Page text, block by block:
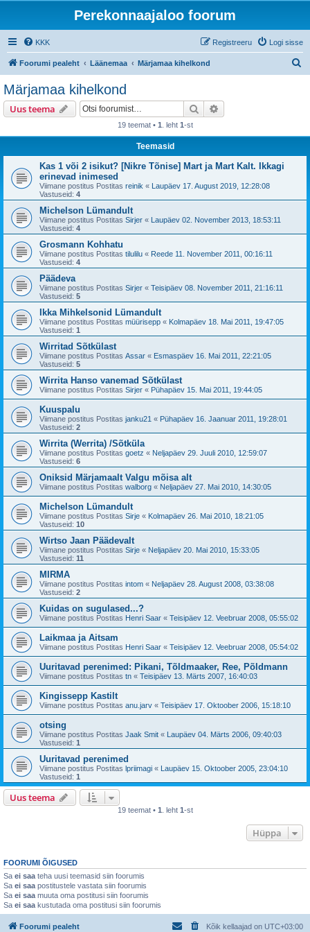
Perekonnaajaloo foorum
KKK Logi sisse
Registreeru
Foorumi pealeht Läänemaa Märjamaa kihelkond
Märjamaa kihelkond
Uus teema Otsi
19 teemat • 1 . leht 1-st
Teemasid
Kas 1 või 2 isikut? [Nikre Tõnise] Mart ja Mart Kalt. Ikkagi
erinevad inimesed
Viimane postitus Postitas reinik « Laupäev 17. August 2019, 12:28:08
Vastuseid: 4
Michelson Lümandult
Viimane postitus Postitas Sirjer « Laupäev 02. November 2013, 18:53:11
Vastuseid: 4
Grosmann Kohhatu
Viimane postitus Postitas tilulilu « Reede 11. November 2011, 00:16:11
Vastuseid: 4
Päädeva
Viimane postitus Postitas Sirjer « Teisipäev 08. November 2011, 21:16:11
Vastuseid: 5
Ikka Mihkelsonid Lümandult
Viimane postitus Postitas müürisepp « Kolmapäev 18. Mai 2011, 19:47:05
Vastuseid: 1
Wirritad Sõtkülast
Viimane postitus Postitas Assar « Esmaspäev 16. Mai 2011, 22:21:05
Vastuseid: 5
Wirrita Hanso vanemad Sõtkülast
Viimane postitus Postitas Sirjer « Pühapäev 15. Mai 2011, 19:44:05
Kuuspalu
Viimane postitus Postitas janku21 « Pühapäev 16. Jaanuar 2011, 19:28:01
Vastuseid: 2
Wirrita (Werrita) /Sõtküla
Viimane postitus Postitas goetz « Neljapäev 29. Juuli 2010, 12:59:07
Vastuseid: 6
Oniksid Märjamaalt Valgu mõisa alt
Viimane postitus Postitas walborg « Neljapäev 27. Mai 2010, 14:30:05
Michelson Lümandult
Viimane postitus Postitas Sirje « Kolmapäev 26. Mai 2010, 18:21:05
Vastuseid: 10
Wirtso Jaan Päädevalt
Viimane postitus Postitas Sirje « Neljapäev 20. Mai 2010, 15:33:05
Vastuseid: 11
MIRMA
Viimane postitus Postitas intom « Neljapäev 28. August 2008, 03:38:08
Vastuseid: 2
Kuidas on sugulased...?
Viimane postitus Postitas Henri Saar « Teisipäev 12. Veebruar 2008, 05:55:02
Laikmaa ja Aitsam
Viimane postitus Postitas Henri Saar « Teisipäev 12. Veebruar 2008, 05:54:02
Uuritavad perenimed: Pikani, Tõldmaaker, Ree, Põldmann
Viimane postitus Postitas tn « Teisipäev 13. Märts 2007, 16:40:03
Kingissepp Kastilt
Viimane postitus Postitas anu.jarv « Teisipäev 17. Oktoober 2006, 15:18:10
otsing
Viimane postitus Postitas Jaak Smit « Laupäev 04. Märts 2006, 09:40:03
Vastuseid: 1
Uuritavad perenimed
Viimane postitus Postitas lpriimagi « Laupäev 15. Oktoober 2005, 23:04:10
Vastuseid: 1
Uus teema
19 teemat • 1 . leht 1-st
Hüppa
FOORUMI ÕIGUSED
Sa ei saa teha uusi teemasid siin foorumis
Sa ei saa postitustele vastata siin foorumis
Sa ei saa muuta oma postitusi siin foorumis
Sa ei saa kustutada oma postitusi siin foorumis
Foorumi pealeht Kõik kellaajad on UTC+03:00